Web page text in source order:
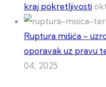
kraj pokretljivosti
Ruptura mišića –
oporavak uz pravu
04, 2025